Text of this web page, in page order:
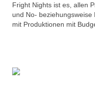
Fright Nights ist es, allen
und No-
mit Produktionen mit